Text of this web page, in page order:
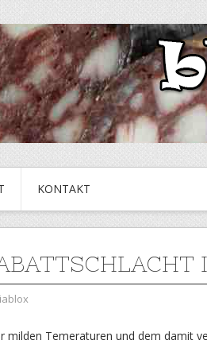
KONTAKT
milden Temeraturen und dem damit